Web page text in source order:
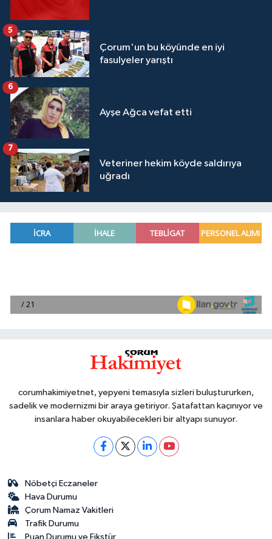
Çorum'un bu köyünde en iyi
fasulyeler yarıştı
5
Ayşe Ağca vefat etti
6
Veteriner hekim köyde saldırıya
uğradı
7
corumhakimiyetnet, yepyeni temasıyla sizleri buluştururken,
sadelik ve modernizmi bir araya getiriyor. Şatafattan kaçınıyor ve
insanlara haber okuyabilecekleri bir altyapı sunuyor.
Nöbetçi Eczaneler
Hava Durumu
Çorum Namaz Vakitleri
Trafik Durumu
Puan Durumu ve Fikstür